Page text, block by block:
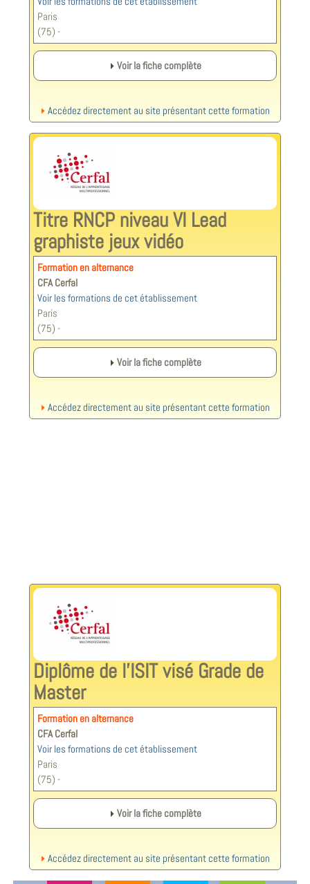
Paris
(75) -
Voir la fiche complète
Accédez directement au site présentant cette formation
Titre RNCP niveau VI Lead
graphiste jeux vidéo
Formation en alternance
CFA Cerfal
Voir les formations de cet établissement
Paris
(75) -
Voir la fiche complète
Accédez directement au site présentant cette formation
Diplôme de l'ISIT visé Grade de
Master
Formation en alternance
CFA Cerfal
Voir les formations de cet établissement
Paris
(75) -
Voir la fiche complète
Accédez directement au site présentant cette formation